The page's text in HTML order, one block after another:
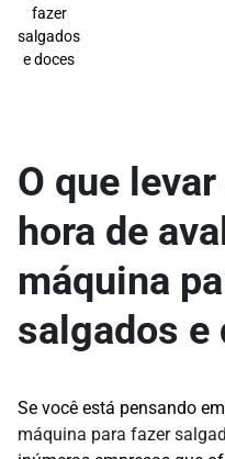
fazer
salgados
e doces
O que
hora de
máquina
salgados e
Se você está pensando
máquina para fazer